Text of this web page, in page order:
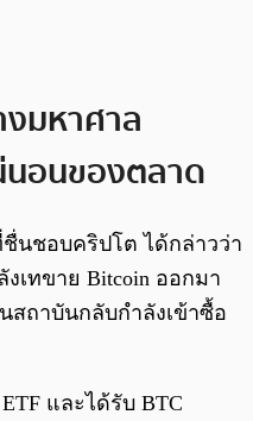
งมหาศาล
นอนของตลาด
ชื่นชอบคริปโต ได้กล่าวว่า
เทขาย Bitcoin ออกมา
ถาบันกลับกำลังเข้าซื้อ
และได้รับ BTC